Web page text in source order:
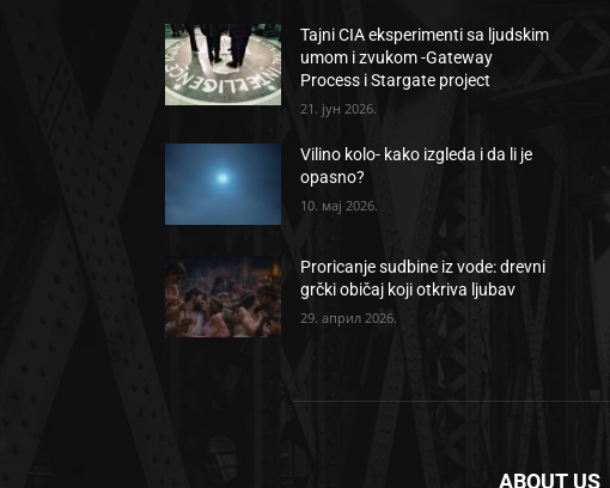
Tajni CIA eksperimenti sa ljudskim
umom i zvukom -Gateway
Process i Stargate project
21. јун 2026.
Vilino kolo- kako izgleda i da li je
opasno?
10. мај 2026.
Proricanje sudbine iz vode: drevni
grčki običaj koji otkriva ljubav
29. април 2026.
ABOUT US